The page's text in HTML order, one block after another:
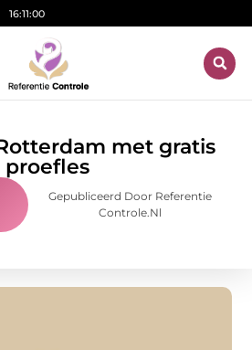
16:11:01
met gratis
proefles
Gepubliceerd Door Referentie
Controle.nl